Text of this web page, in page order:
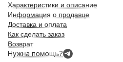
Характеристики и описание
Информация о продавце
Доставка и оплата
Как сделать заказ
Возврат
Нужна помощь?